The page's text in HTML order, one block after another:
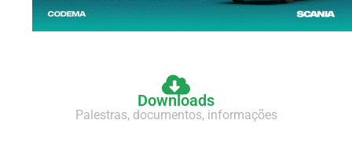
Downloads
Palestras, documentos, informações